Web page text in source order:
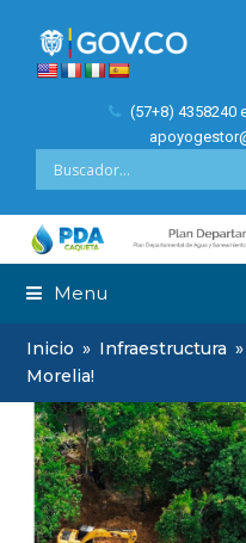
(57+8) 4358240
Menu
Inicio » Infraestructura »
Morelia!